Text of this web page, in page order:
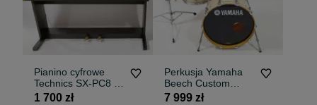
Pianino cyfrowe
Technics SX-PC8 -
Japan
1 700 zł
Perkusja Yamaha
Beech Custom
Absolute
7 999 zł